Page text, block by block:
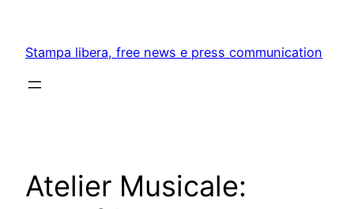
content
Stampa libera, free news e press communication
Atelier Musicale: